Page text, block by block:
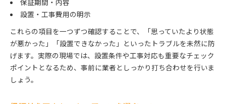
保証期間・内容
設置・工事費用の明示
これらの項目を一つずつ確認することで、「思っていたより状態
が悪かった」「設置できなかった」といったトラブルを未然に防
げます。実際の現場では、設置条件や工事対応も重要なチェック
ポイントとなるため、事前に業者としっかり打ち合わせを行いま
しょう。